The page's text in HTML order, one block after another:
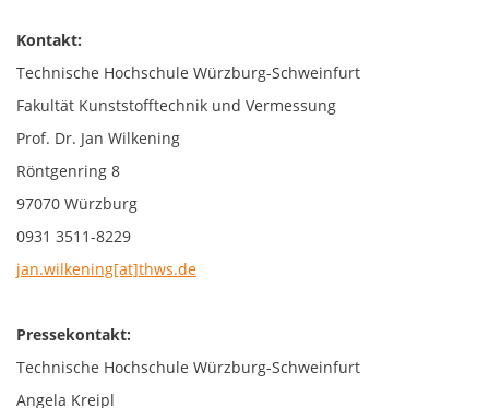
Kontakt:
Technische Hochschule Würzburg-Schweinfurt
Fakultät Kunststofftechnik und Vermessung
Prof. Dr. Jan Wilkening
Röntgenring 8
97070 Würzburg
0931 3511-8229
jan.wilkening[at]thws.de
Pressekontakt:
Technische Hochschule Würzburg-Schweinfurt
Angela Kreipl